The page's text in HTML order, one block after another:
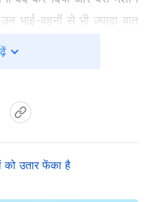
भाई-बहनों से भी ज़्यादा बात
सकते थे। मैंने दिल में अपने
गढ़ी हुई वस्तु गढ़नेवाले से
(रोमियों 9:20-21)
को उतार फेंका है